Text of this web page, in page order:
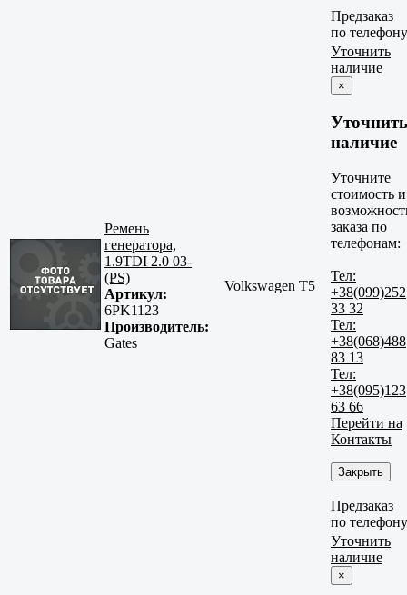
Предзаказ
по телефону
Ремень
генератора,
1.9TDI 2.0 03-
(PS)
Артикул:
6PK1123
Производитель:
Gates
Volkswagen T5
Уточнить
наличие
×
Уточнить
наличие
Уточните
стоимость и
заказа по
телефонам:
Тел:
+38(099)252
33 32
Тел:
+38(068)488
83 13
Тел:
+38(095)123
63 66
Перейти на
Контакты
Закрыть
Предзаказ
по телефону
Уточнить
наличие
×